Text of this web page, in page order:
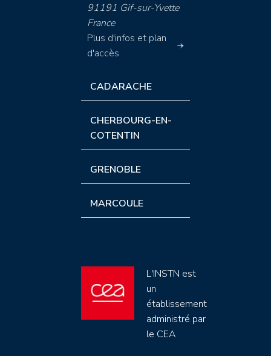
91191 Gif-sur-Yvette
France
Plus d'infos et plan
d'accès
CADARACHE
CHERBOURG-EN-
COTENTIN
GRENOBLE
MARCOULE
L'INSTN est
un
établissement
administré par
le CEA